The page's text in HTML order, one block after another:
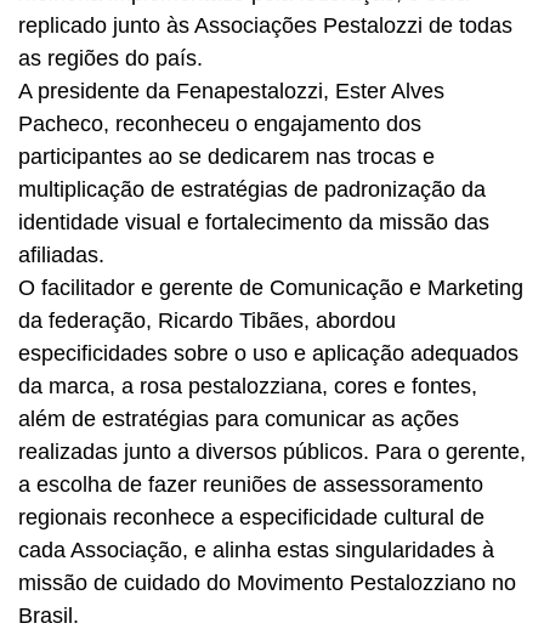
replicado junto às Associações Pestalozzi de todas
as regiões do país.
A presidente da Fenapestalozzi, Ester Alves
Pacheco, reconheceu o engajamento dos
participantes ao se dedicarem nas trocas e
multiplicação de estratégias de padronização da
identidade visual e fortalecimento da missão das
afiliadas.
O facilitador e gerente de Comunicação e Marketing
da federação, Ricardo Tibães, abordou
especificidades sobre o uso e aplicação adequados
da marca, a rosa pestalozziana, cores e fontes,
além de estratégias para comunicar as ações
realizadas junto a diversos públicos. Para o gerente,
a escolha de fazer reuniões de assessoramento
regionais reconhece a especificidade cultural de
cada Associação, e alinha estas singularidades à
missão de cuidado do Movimento Pestalozziano no
Brasil.